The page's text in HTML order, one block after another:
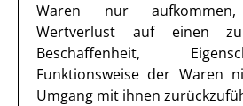
Waren nur
Wertverlust auf einen
Beschaffenheit,
Funktionsweise der Waren
Umgang mit ihnen